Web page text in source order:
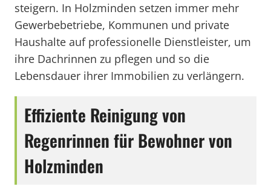
steigern. In Holzminden setzen immer mehr
Gewerbebetriebe, Kommunen und private
Haushalte auf professionelle Dienstleister, um
ihre Dachrinnen zu pflegen und so die
Lebensdauer ihrer Immobilien zu verlängern.
Effiziente Reinigung von
Regenrinnen für Bewohner von
Holzminden